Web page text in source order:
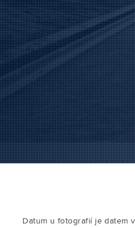
Datum u fotografií je datem